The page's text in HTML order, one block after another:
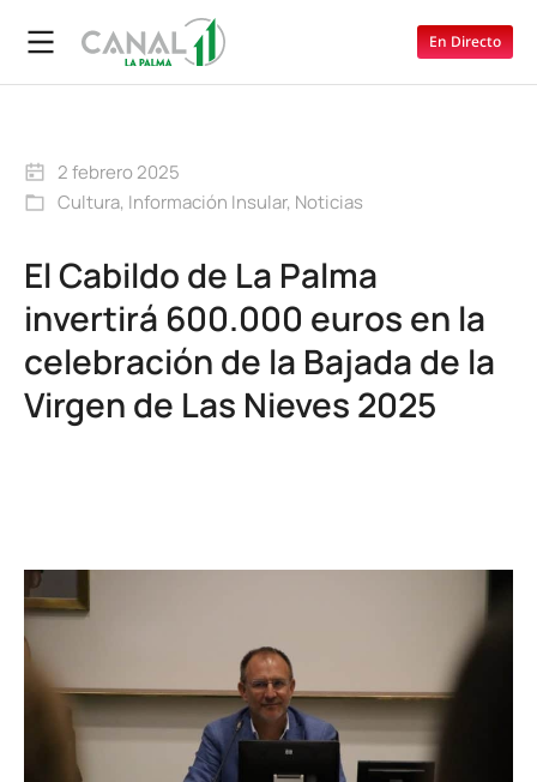
En Directo
2 febrero 2025
Cultura, Información Insular, Noticias
El Cabildo de La Palma
invertirá 600.000 euros en la
celebración de la Bajada de la
Virgen de Las Nieves 2025